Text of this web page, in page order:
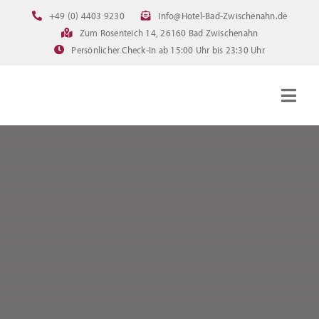
+49 (0) 4403 9230
Info@Hotel-Bad-Zwischenahn.de
Zum Rosenteich 14, 26160 Bad Zwischenahn
Persönlicher Check-In ab 15:00 Uhr bis 23:30 Uhr